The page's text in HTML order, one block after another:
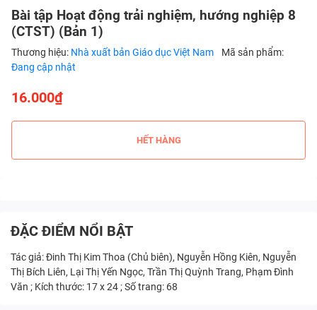
Bài tập Hoạt động trải nghiệm, hướng nghiệp 8
(CTST) (Bản 1)
Thương hiệu: Nhà xuất bản Giáo dục Việt Nam
Mã sản phẩm:
Đang cập nhật
16.000₫
HẾT HÀNG
ĐẶC ĐIỂM NỔI BẬT
Tác giả: Đinh Thị Kim Thoa (Chủ biên), Nguyễn Hồng Kiên, Nguyễn
Thị Bích Liên, Lại Thị Yến Ngọc, Trần Thị Quỳnh Trang, Phạm Đình
Văn ; Kích thước: 17 x 24 ; Số trang: 68